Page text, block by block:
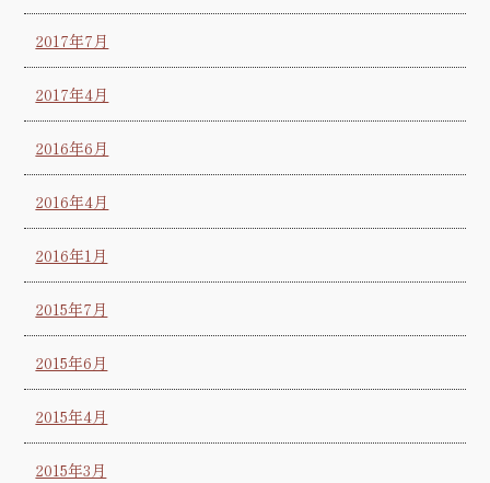
2017年7月
2017年4月
2016年6月
2016年4月
2016年1月
2015年7月
2015年6月
2015年4月
2015年3月